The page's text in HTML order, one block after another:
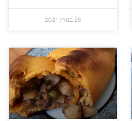
25 במרץ 2021